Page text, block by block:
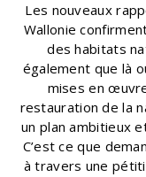
Les nouveaux
Wallonie
des habitats
également que là
mises en
restauration de la
un plan ambitieux
C’est ce que
à travers une